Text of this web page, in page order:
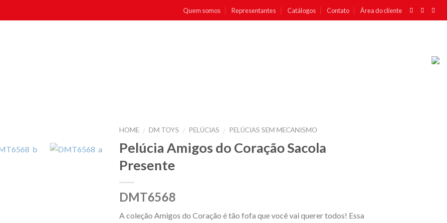
Quem somos Representantes Catálogos Contato Área do cliente
HOME / DM TOYS / PELÚCIAS / PELÚCIAS SEM MECANISMO
Pelúcia Amigos do Coração Sacola
Presente
DMT6568
A coleção Amigos do Coração é tão fofa que você vai querer todos! Essa